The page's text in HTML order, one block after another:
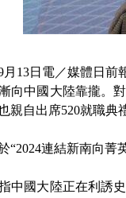
日電／媒體日前報
向中國大陸靠攏。
親自出席520就職
連結新南向菁
國大陸正在利誘史